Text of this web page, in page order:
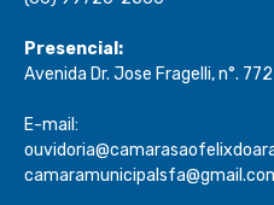
Presencial:
Avenida Dr. Jose Fragelli, n°.
E-mail: